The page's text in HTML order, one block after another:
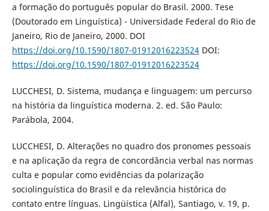
a formação do português popular do Brasil. 2000. Tese
(Doutorado em Linguística) - Universidade Federal do Rio de
Janeiro, Rio de Janeiro, 2000. DOI
https://doi.org/10.1590/1807-01912016223524DOI:
https://doi.org/10.1590/1807-01912016223524
LUCCHESI, D. Sistema, mudança e linguagem: um percurso
na história da linguística moderna. 2. ed. São Paulo:
Parábola, 2004.
LUCCHESI, D. Alterações no quadro dos pronomes pessoais
e na aplicação da regra de concordância verbal nas normas
culta e popular como evidências da polarização
sociolinguística do Brasil e da relevância histórica do
contato entre línguas. Lingüística (Alfal), Santiago, v. 19, p.